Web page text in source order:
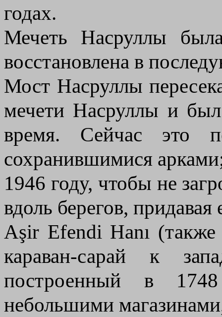
годах.
Мечеть Насруллы
восстановлена ​​в
Мост Насруллы
мечети Насруллы и
время. Сейчас это
сохранившимися
1946 году, чтобы не
вдоль берегов,
Aşir Efendi Hanı
караван-сарай к
построенный в
небольшими